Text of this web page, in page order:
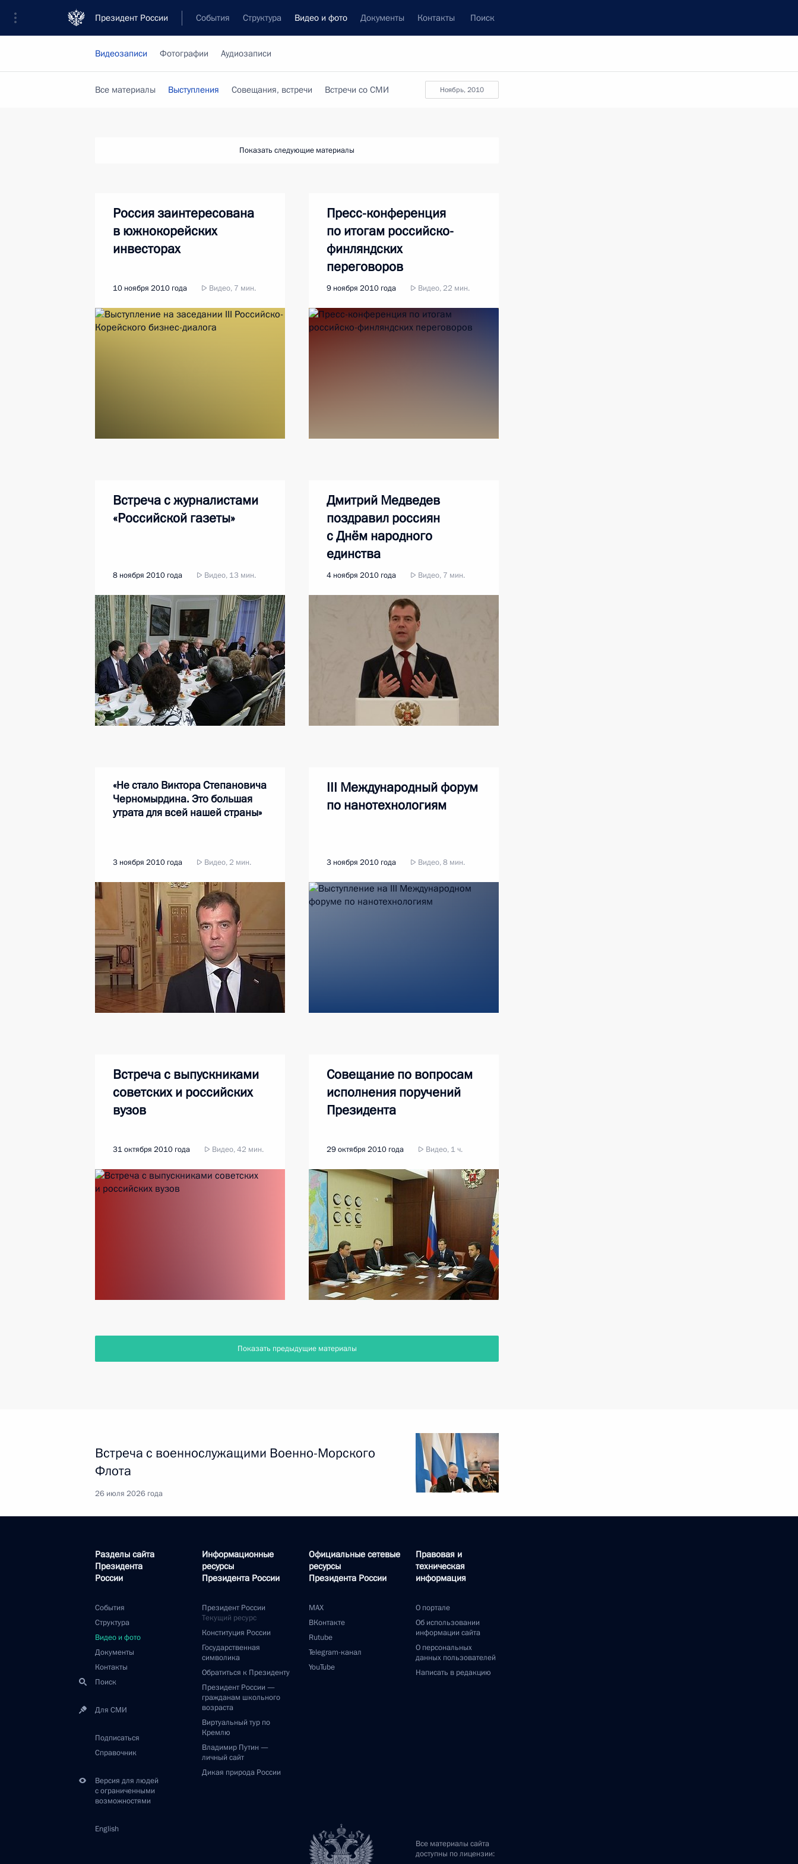
Президент России События Структура Видео и фото Документы Контакты Поиск
Видеозаписи Фотографии Аудиозаписи
ноябрь, 2010
Все материалы Выступления Совещания, встречи Встречи со СМИ
Показать следующие материалы
Россия заинтересована
в южнокорейских
инвесторах
10 ноября 2010 года Видео, 7 мин.
Пресс-конференция
по итогам российско-
финляндских
переговоров
9 ноября 2010 года Видео, 22 мин.
Встреча с журналистами
«Российской газеты»
8 ноября 2010 года Видео, 13 мин.
Дмитрий Медведев
поздравил россиян
с Днём народного
единства
4 ноября 2010 года Видео, 7 мин.
«Не стало Виктора Степановича
Черномырдина. Это большая
утрата для всей нашей страны»
3 ноября 2010 года Видео, 2 мин.
III Международный форум
по нанотехнологиям
3 ноября 2010 года Видео, 8 мин.
Встреча с выпускниками
советских и российских
вузов
31 октября 2010 года Видео, 42 мин.
Совещание по вопросам
исполнения поручений
Президента
29 октября 2010 года Видео, 1 ч.
Показать предыдущие материалы
Встреча с военнослужащими Военно-Морского
Флота
26 июля 2026 года
Разделы сайта
Президента
России
События
Структура
Видео и фото
Документы
Контакты
Поиск
Для СМИ
Подписаться
Справочник
Версия для людей
с ограниченными
возможностями
English
Информационные
ресурсы
Президента России
Президент России
Текущий ресурс
Конституция России
Государственная
символика
Обратиться к Президенту
Президент России —
гражданам школьного
возраста
Виртуальный тур по
Кремлю
Владимир Путин —
личный сайт
Дикая природа России
Официальные сетевые
ресурсы
Президента России
MAX
ВКонтакте
Rutube
Telegram-канал
YouTube
Правовая и
техническая
информация
О портале
Об использовании
информации сайта
О персональных
данных пользователей
Написать в редакцию
Все материалы сайта
доступны по лицензии: